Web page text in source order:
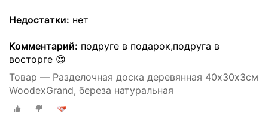
Недостатки: нет
Комментарий: подруге в подарок,подруга в
восторге 😍
Товар — Разделочная доска деревянная 40х30х3см
WoodexGrand, береза натуральная